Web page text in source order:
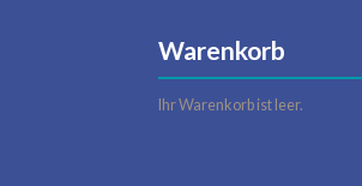
Warenkorb
Ihr Warenkorb ist leer.